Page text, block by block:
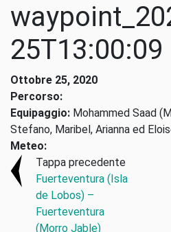
25T13:00:09
Ottobre 25, 2020
Percorso:
Equipaggio: Mohammed Saad
Stefano, Maribel, Arianna ed
Meteo:
Tappa precedente
Fuerteventura (Isla
de Lobos) –
Fuerteventura
(Morro Jable)